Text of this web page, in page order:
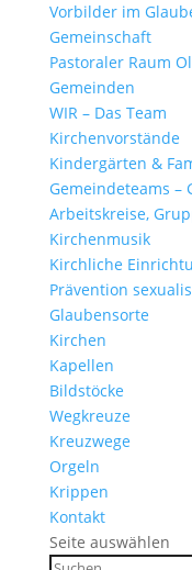
Vorbilder im
Gemein­schaft
Pasto­raler Raum
Gemeinden
WIR – Das Team
Kirchen­vor­stände
Kinder­gärten &
Gemein­de­teams –
Arbeits­kreise,
Kirchen­musik
Kirch­liche
Präven­tion
Glau­ben­s­orte
Kirchen
Kapellen
Bild­stöcke
Wegkreuze
Kreuz­wege
Orgeln
Krippen
Kontakt
Seite auswählen